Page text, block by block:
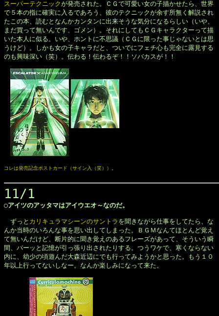
スーパーテクニックが発売された。ＣＧで可愛い女の子描かせたら、世界
で５本の指に確実に入るであろう、彼のテクニックが余す所無く解説され
たこの本、読むとなんかカンタンに出来そうな気分になるらしい（いや、
まだ買って無いんです、ゴメン）。それにしてもＣＧキャラクターって描
いた本人に似る。いや、ホントに不思議（ＣＧに限った事じゃないとは思
うけど）。しかも女の子キャラだと、ついでにフェチ心も完全に露見する
のも興味深い（笑）。伝わる！伝わるぞ！！ソバカスが！！
コレは発売記念ポストカード（サイン入（笑））。
11/1
◯アイツのアッタマはアイウエオ～なのだ。
ずっと カリキュラマシーンのサントラ を聞きながら仕事をしてたら、な
んか当時のいろんな事を思い出してしまった。ＢＧＭなんてほとんど覚え
て無いんだけど、断片的に聞き覚えのあるフレーズがあって、そういう瞬
間、バーッと記憶が引っ張り出されたりする。つうワケで、寒くならない
内に、幼少の頃遊んだ大森近辺にでも行ってみようかと思った。もう１０
年以上行ってないしなー。なんか楽しみになって来た。